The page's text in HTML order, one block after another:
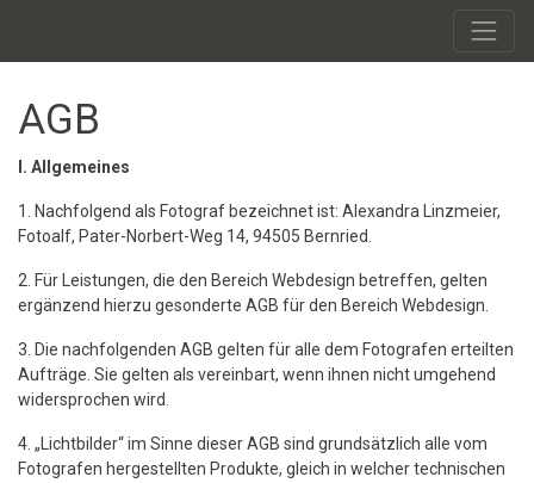
AGB
I. Allgemeines
1. Nachfolgend als Fotograf bezeichnet ist: Alexandra Linzmeier,
Fotoalf, Pater-Norbert-Weg 14, 94505 Bernried.
2. Für Leistungen, die den Bereich Webdesign betreffen, gelten
ergänzend hierzu gesonderte AGB für den Bereich Webdesign.
3. Die nachfolgenden AGB gelten für alle dem Fotografen erteilten
Aufträge. Sie gelten als vereinbart, wenn ihnen nicht umgehend
widersprochen wird.
4. „Lichtbilder“ im Sinne dieser AGB sind grundsätzlich alle vom
Fotografen hergestellten Produkte, gleich in welcher technischen